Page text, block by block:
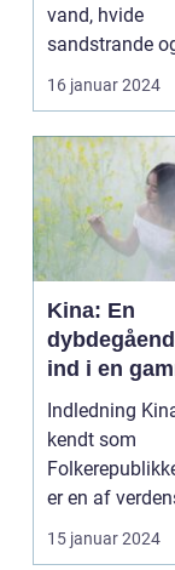
vand, hvide
sandstrande
afslappende
atmosfære? Så
16 januar 2024
Kina: En
ind i en
kultur
Indledning Kina, også
kendt som
er en af
ældste og mest
befolkede na...
15 januar 2024